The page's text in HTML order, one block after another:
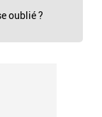
oublié ?